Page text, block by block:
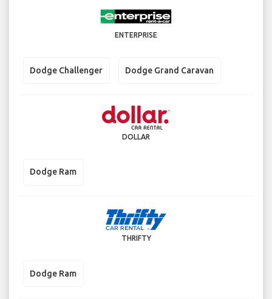
ENTERPRISE
Dodge Challenger Dodge Grand Caravan
DOLLAR
Dodge Ram
THRIFTY
Dodge Ram